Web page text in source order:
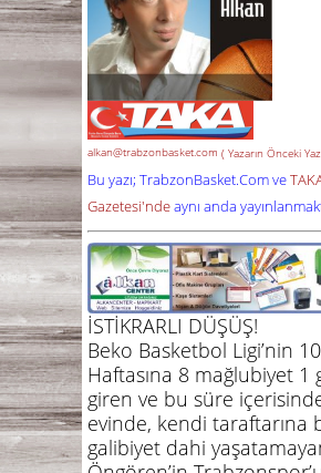
alkan@trabzonbasket.com ( Yazarın Önceki
Bu yazı; TrabzonBasket.Com ve
Gazetesi'ndeaynı anda
İSTİKRARLI DÜŞÜŞ!
Beko Basketbol Ligi’nin
Haftasına 8 mağlubiyet 1
giren ve bu süre
evinde, kendi taraftarına
galibiyet dahi